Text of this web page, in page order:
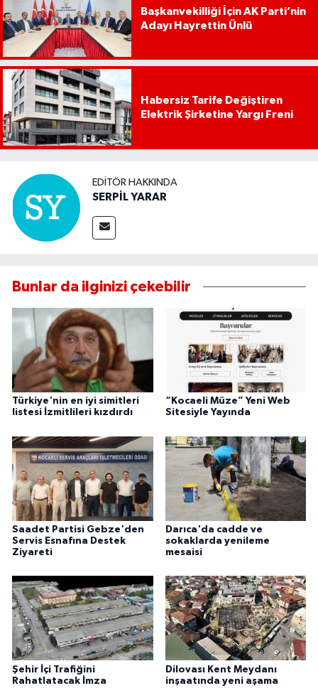
Başkanvekilliği İçin AK Parti’nin
Adayı Hayrettin Ünlü
Habersiz Tarife Değiştiren
Elektrik Şirketine Yargı Freni
EDITÖR HAKKINDA
SERPİL YARAR
Bunlar da ilginizi çekebilir
Türkiye'nin en iyi simitleri
listesi İzmitlileri kızdırdı
“Kocaeli Müze” Yeni Web
Sitesiyle Yayında
Saadet Partisi Gebze'den
Servis Esnafına Destek
Ziyareti
Darıca'da cadde ve
sokaklarda yenileme
mesaisi
Şehir İçi Trafiğini
Rahatlatacak İmza
Dilovası Kent Meydanı
inşaatında yeni aşama